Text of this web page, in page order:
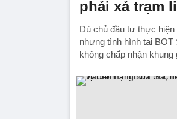
phải xả trạm
Dù chủ đầu tư thực
nhưng tình hình tại BOT
không chấp nhận